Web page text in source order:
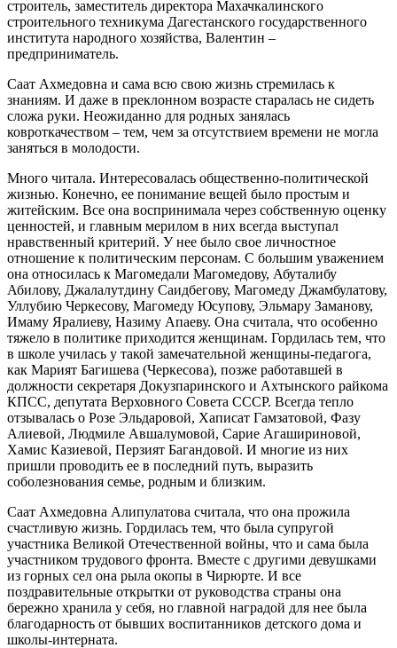
строитель, заместитель директора Махачкалинского
строительного техникума Дагестанского государственного
института народного хозяйства, Валентин –
предприниматель.
Саат Ахмедовна и сама всю свою жизнь стремилась к
знаниям. И даже в преклонном возрасте старалась не сидеть
сложа руки. Неожиданно для родных занялась
ковроткачеством – тем, чем за отсутствием времени не могла
заняться в молодости.
Много читала. Интересовалась общественно-политической
жизнью. Конечно, ее понимание вещей было простым и
житейским. Все она воспринимала через собственную оценку
ценностей, и главным мерилом в них всегда выступал
нравственный критерий. У нее было свое личностное
отношение к политическим персонам. С большим уважением
она относилась к Магомедали Магомедову, Абуталибу
Абилову, Джалалутдину Саидбегову, Магомеду Джамбулатову,
Уллубию Черкесову, Магомеду Юсупову, Эльмару Заманову,
Имаму Яралиеву, Назиму Апаеву. Она считала, что особенно
тяжело в политике приходится женщинам. Гордилась тем, что
в школе училась у такой замечательной женщины-педагога,
как Марият Багишева (Черкесова), позже работавшей в
должности секретаря Докузпаринского и Ахтынского райкома
КПСС, депутата Верховного Совета СССР. Всегда тепло
отзывалась о Розе Эльдаровой, Хаписат Гамзатовой, Фазу
Алиевой, Людмиле Авшалумовой, Сарие Агашириновой,
Хамис Казиевой, Перзият Багандовой. И многие из них
пришли проводить ее в последний путь, выразить
соболезнования семье, родным и близким.
Саат Ахмедовна Алипулатова считала, что она прожила
счастливую жизнь. Гордилась тем, что была супругой
участника Великой Отечественной войны, что и сама была
участником трудового фронта. Вместе с другими девушками
из горных сел она рыла окопы в Чирюрте. И все
поздравительные открытки от руководства страны она
бережно хранила у себя, но главной наградой для нее была
благодарность от бывших воспитанников детского дома и
школы-интерната.